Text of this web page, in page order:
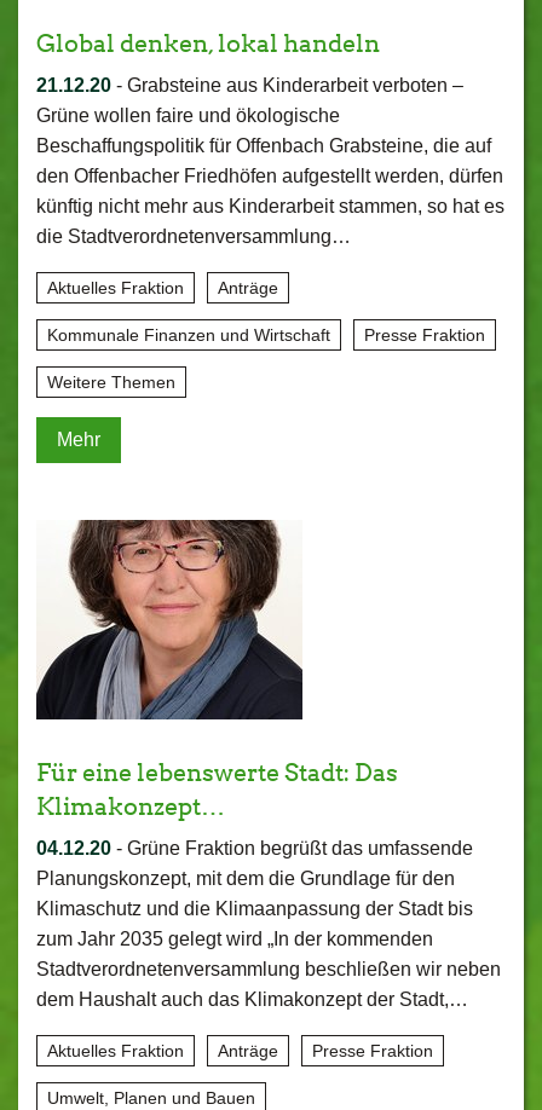
Global denken, lokal handeln
21.12.20 - Grabsteine aus Kinderarbeit verboten –
Grüne wollen faire und ökologische
Beschaffungspolitik für Offenbach Grabsteine, die auf
den Offenbacher Friedhöfen aufgestellt werden, dürfen
künftig nicht mehr aus Kinderarbeit stammen, so hat es
die Stadtverordnetenversammlung…
Aktuelles Fraktion Anträge
Kommunale Finanzen und Wirtschaft Presse Fraktion
Weitere Themen
Mehr
Für eine lebenswerte Stadt: Das
Klimakonzept…
04.12.20 - Grüne Fraktion begrüßt das umfassende
Planungskonzept, mit dem die Grundlage für den
Klimaschutz und die Klimaanpassung der Stadt bis
zum Jahr 2035 gelegt wird „In der kommenden
Stadtverordnetenversammlung beschließen wir neben
dem Haushalt auch das Klimakonzept der Stadt,…
Aktuelles Fraktion Anträge Presse Fraktion
Umwelt, Planen und Bauen